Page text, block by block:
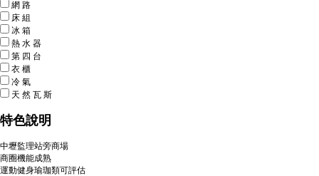
網 路
床 組
冰 箱
熱 水 器
第 四 台
衣 櫃
冷 氣
天 然 瓦 斯
特色說明
中壢監理站旁商場
商圈機能成熟
運動健身瑜珈類可評估